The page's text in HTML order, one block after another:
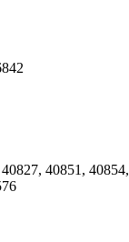
40827, 40851 , 40854,